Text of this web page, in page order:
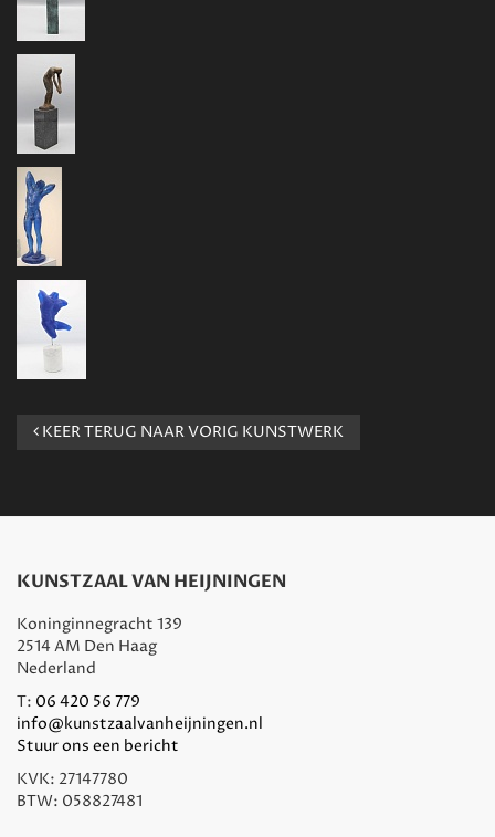
KEER TERUG NAAR VORIG KUNSTWERK
KUNSTZAAL VAN HEIJNINGEN
Koninginnegracht 139
2514 AM Den Haag
Nederland
T: 06 420 56 779
info@kunstzaalvanheijningen.nl
Stuur ons een bericht
KVK: 27147780
BTW: 058827481